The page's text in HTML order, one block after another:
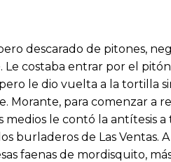
descarado de pitones,
costaba entrar por el
le dio vuelta a la tortilla
para comenzar a
le contó la antítesis
burladeros de Las Ventas.
faenas de mordisquito,